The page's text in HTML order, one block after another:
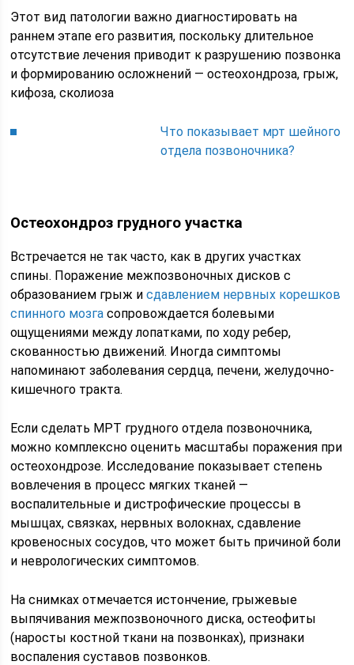
Этот вид патологии важно диагностировать на
раннем этапе его развития, поскольку длительное
отсутствие лечения приводит к разрушению позвонка
и формированию осложнений — остеохондроза, грыж,
кифоза, сколиоза
Что показывает мрт шейного
отдела позвоночника?
Остеохондроз грудного участка
Встречается не так часто, как в других участках
спины. Поражение межпозвоночных дисков с
образованием грыж исдавлением нервных корешков
спинного мозга сопровождается болевыми
ощущениями между лопатками, по ходу ребер,
скованностью движений. Иногда симптомы
напоминают заболевания сердца, печени, желудочно-
кишечного тракта.
Если сделать МРТ грудного отдела позвоночника,
можно комплексно оценить масштабы поражения при
остеохондрозе. Исследование показывает степень
вовлечения в процесс мягких тканей —
воспалительные и дистрофические процессы в
мышцах, связках, нервных волокнах, сдавление
кровеносных сосудов, что может быть причиной боли
и неврологических симптомов.
На снимках отмечается истончение, грыжевые
выпячивания межпозвоночного диска, остеофиты
(наросты костной ткани на позвонках), признаки
воспаления суставов позвонков.